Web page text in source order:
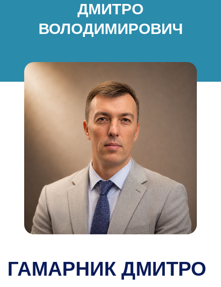
ДМИТРО
ВОЛОДИМИРОВИЧ
ГАМАРНИК ДМИТРО